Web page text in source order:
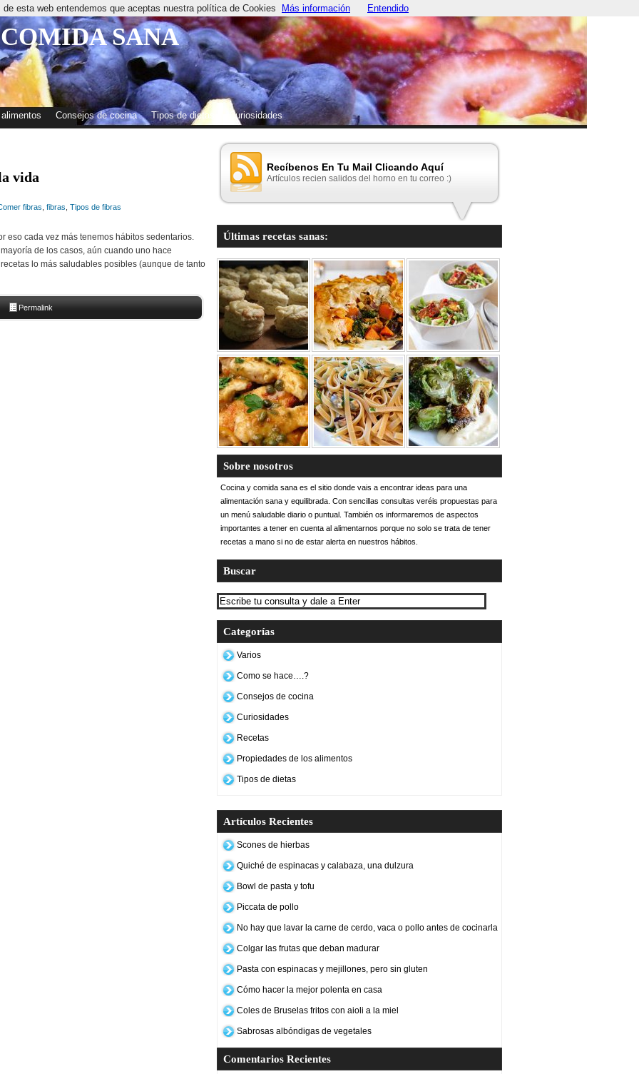
SANA
Consejos de cocina Tipos de dietas Curiosidades
vida
fibras fibras Tipos de fibras
eso cada vez más tenemos hábitos sedentarios.
de los casos, aún cuando uno hace
lo más saludables posibles (aunque de tanto
Permalink
Recíbenos En Tu Mail Clicando Aquí
Artículos recien salidos del horno en tu correo :)
Últimas recetas sanas:
Sobre nosotros
Cocina y comida sana es el sitio donde vais a encontrar ideas para una
alimentación sana y equilibrada. Con sencillas consultas veréis propuestas para
un menú saludable diario o puntual. También os informaremos de aspectos
importantes a tener en cuenta al alimentarnos porque no solo se trata de tener
recetas a mano si no de estar alerta en nuestros hábitos.
Buscar
Categorías
Varios
Como se hace….?
Consejos de cocina
Curiosidades
Recetas
Propiedades de los alimentos
Tipos de dietas
Artículos Recientes
Scones de hierbas
Quiché de espinacas y calabaza, una dulzura
Bowl de pasta y tofu
Piccata de pollo
No hay que lavar la carne de cerdo, vaca o pollo antes de cocinarla
Colgar las frutas que deban madurar
Pasta con espinacas y mejillones, pero sin gluten
Cómo hacer la mejor polenta en casa
Coles de Bruselas fritos con aioli a la miel
Sabrosas albóndigas de vegetales
Comentarios Recientes
esta web entendemos que aceptas nuestra política de Cookies Más información Entendido